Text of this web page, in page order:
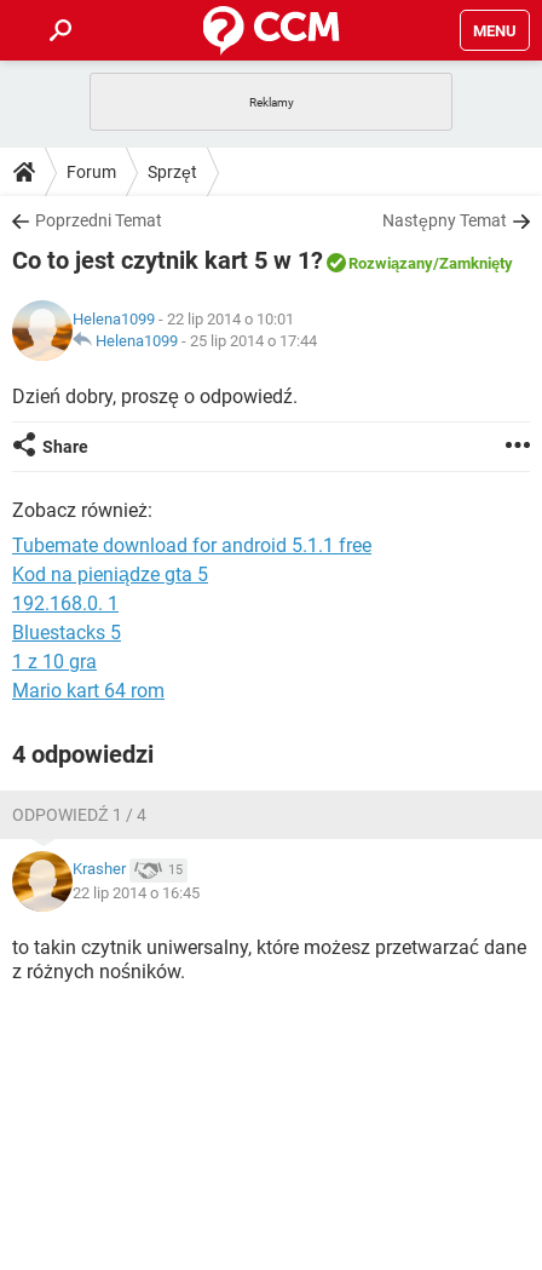
MENU
GRY
SPOTIFY
INSTAGRAM FACEBOOK
WINDOWS 10
PORADY
PlayStation
INSTAGRAM FACEBOOK
WINDOWS 10
DO POBRANIA
ANDROID TIKTOK
GRY
IOS NETFLIX
INSTAGRAM FACEBOOK
COVID-19 TIKTOK
GRY
SPOTIFY NETFLIX
INSTAGRAM
ARTYKUŁY
COVID-19 TIKTOK
INSTAGRAM
WINDOWS 10
Forum Sprzęt
Poprzedni Temat Następny Temat
Co to jest czytnik kart 5 w 1? Rozwiązany/Zamknięty
Helena1099 - 22 lip 2014 o 10:01
Helena1099 - 25 lip 2014 o 17:44
Dzień dobry, proszę o odpowiedź.
Share
Zobacz również:
Tubemate download for android 5.1.1 free
Kod na pieniądze gta 5
192.168.0. 1
Bluestacks 5
1 z 10 gra
Mario kart 64 rom
4 odpowiedzi
ODPOWIEDŹ 1 / 4
Krasher 15
22 lip 2014 o 16:45
to takin czytnik uniwersalny, które możesz przetwarzać dane
z różnych nośników.